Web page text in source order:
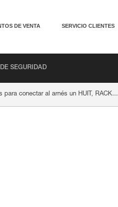
DE VENTA SERVICIO CLIENTES
SEGURIDAD
para conectar al arnés un HUIT, RACK...